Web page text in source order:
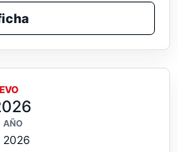
AÑO
2026